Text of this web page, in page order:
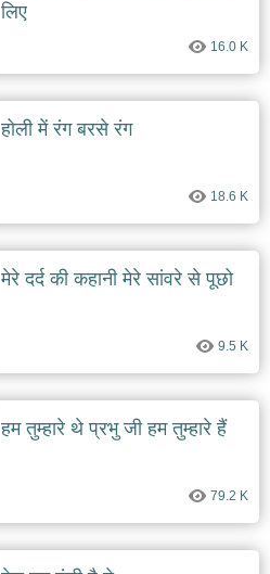
लिए
16.0 K
होली में रंग बरसे रंग
18.6 K
मेरे दर्द की कहानी मेरे सांवरे से पूछो
9.5 K
हम तुम्हारे थे प्रभु जी हम तुम्हारे हैं
79.2 K